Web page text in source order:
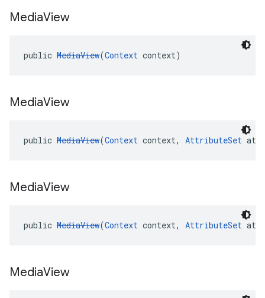
MediaView
public MediaView(Context context)
MediaView
public MediaView(Context context, AttributeSet
MediaView
public MediaView(Context context, AttributeSet
MediaView